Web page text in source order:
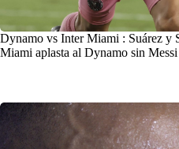
Dynamo vs Inter Miami : Suárez y
Miami aplasta al Dynamo sin Messi